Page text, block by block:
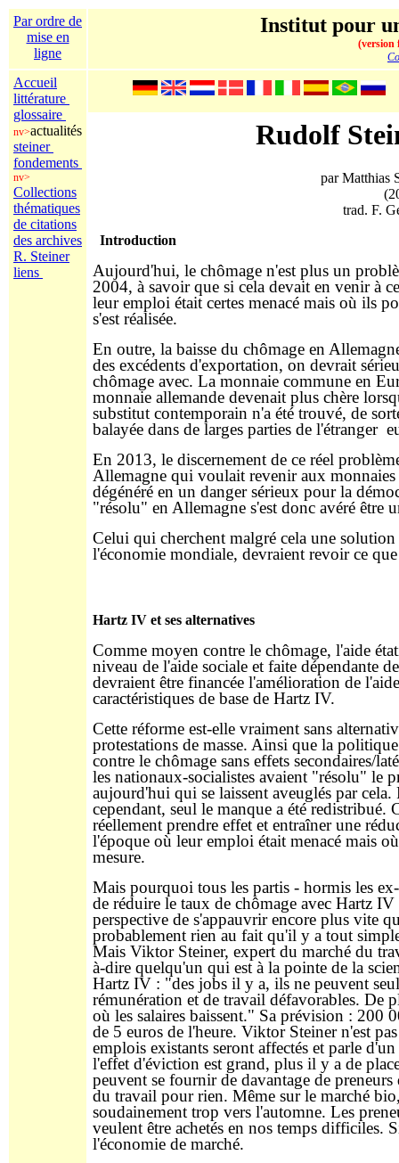
Par ordre de
mise en
ligne
Institut pour
(version
Accueil
littérature
glossaire
nv>actualités
steiner
fondements
nv>
Collections
thématiques
de citations
des archives
R. Steiner
liens
Rudolf
par Matthias
trad. F.
Introduction
Aujourd'hui, le chômage n'est plus un
2004, à savoir que si cela devait en venir à
leur emploi était certes menacé mais où ils
s'est réalisée.
En outre, la baisse du chômage en
des excédents d'exportation, on devrait
chômage avec. La monnaie commune en
monnaie allemande devenait plus chère
substitut contemporain n'a été trouvé, de
balayée dans de larges parties de l'étranger
En 2013, le discernement de ce réel
Allemagne qui voulait revenir aux monnaies
dégénéré en un danger sérieux pour la
"résolu" en Allemagne s'est donc avéré être
Celui qui cherchent malgré cela une
l'économie mondiale, devraient revoir ce
Hartz IV et ses alternatives
Comme moyen contre le chômage, l'aide
niveau de l'aide sociale et faite dépendante
devraient être financée l'amélioration de
caractéristiques de base de Hartz IV.
Cette réforme est-elle vraiment sans
protestations de masse. Ainsi que la
contre le chômage sans effets secondaires/
les nationaux-socialistes avaient "résolu" le
aujourd'hui qui se laissent aveuglés par
cependant, seul le manque a été
réellement prendre effet et entraîner une
l'époque où leur emploi était menacé mais
mesure.
Mais pourquoi tous les partis - hormis les
de réduire le taux de chômage avec Hartz
perspective de s'appauvrir encore plus vite
probablement rien au fait qu'il y a tout
Mais Viktor Steiner, expert du marché du
à-dire quelqu'un qui est à la pointe de la
Hartz IV : "des jobs il y a, ils ne peuvent
rémunération et de travail défavorables. De
où les salaires baissent." Sa prévision : 200
de 5 euros de l'heure. Viktor Steiner n'est
emplois existants seront affectés et parle
l'effet d'éviction est grand, plus il y a de
peuvent se fournir de davantage de
du travail pour rien. Même sur le marché
soudainement trop vers l'automne. Les
veulent être achetés en nos temps difficiles.
l'économie de marché.